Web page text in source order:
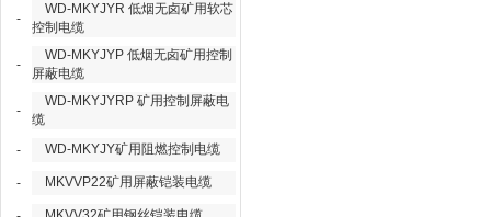
-
WD-MKYJYR 低烟无卤矿用软芯
控制电缆
-
WD-MKYJYP 低烟无卤矿用控制
屏蔽电缆
-
WD-MKYJYRP 矿用控制屏蔽电
缆
-
WD-MKYJY矿用阻燃控制电缆
- MKVVP22矿用屏蔽铠装电缆